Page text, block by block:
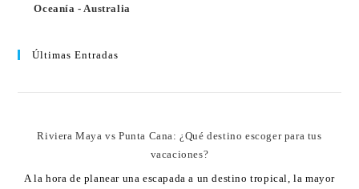
Oceanía - Australia
Últimas Entradas
Riviera Maya vs Punta Cana: ¿Qué destino escoger para tus
vacaciones?
A la hora de planear una escapada a un destino tropical, la mayor